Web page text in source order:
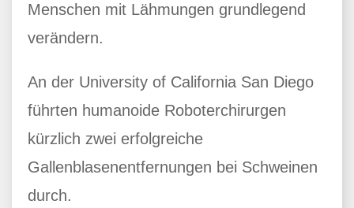
Menschen mit Lähmungen grundlegend
verändern.
An der University of California San Diego
führten humanoide Roboterchirurgen
kürzlich zwei erfolgreiche
Gallenblasenentfernungen bei Schweinen
durch.